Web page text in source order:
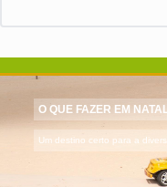
O QUE FAZER EM
Um destino certo para a